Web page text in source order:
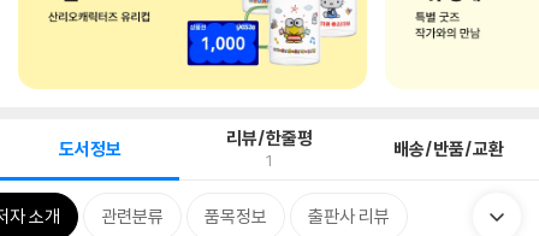
도서정보 리뷰/한줄평
1 배송/반품/교환
자 소개 관련분류 품목정보 출판사 리뷰